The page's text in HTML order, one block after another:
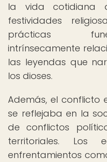
la vida cotidiana
festividades
prácticas
intrínsecamente
las leyendas que
los dioses.
Además, el conflicto
se reflejaba en la
de conflictos
territoriales. Los
enfrentamientos